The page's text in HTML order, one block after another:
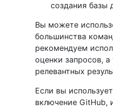
создания базы
Вы можете
большинства
рекомендуем
оценки запросов,
релевантных
Если вы
включение GitHub,